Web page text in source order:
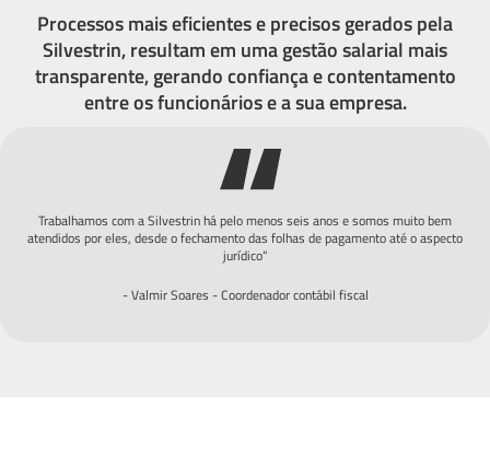
Processos mais eficientes e precisos gerados pela
Silvestrin, resultam em uma gestão salarial mais
transparente, gerando confiança e contentamento
entre os funcionários e a sua empresa.
Trabalhamos com a Silvestrin há pelo menos seis anos e somos muito bem
atendidos por eles, desde o fechamento das folhas de pagamento até o aspecto
jurídico“
- Valmir Soares - Coordenador contábil fiscal